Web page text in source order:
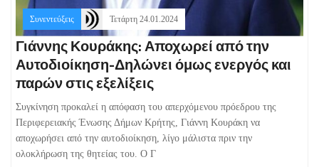
Συνεντεύξεις Τετάρτη 24.01.2024
Γιάννης Κουράκης: Αποχωρεί από την
Αυτοδιοίκηση-Δηλώνει όμως ενεργός και
παρών στις εξελίξεις
Συγκίνηση προκαλεί η απόφαση του απερχόμενου πρόεδρου της
Περιφερειακής Ένωσης Δήμων Κρήτης, Γιάννη Κουράκη να
αποχωρήσει από την αυτοδιοίκηση, λίγο μάλιστα πριν την
ολοκλήρωση της θητείας του. Ο Γ